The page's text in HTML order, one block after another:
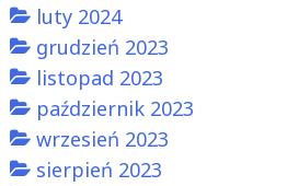
luty 2024
grudzień 2023
listopad 2023
październik 2023
wrzesień 2023
sierpień 2023